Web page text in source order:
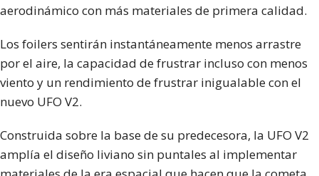
aerodinámico con más materiales de primera calidad.
Los foilers sentirán instantáneamente menos arrastre
por el aire, la capacidad de frustrar incluso con menos
viento y un rendimiento de frustrar inigualable con el
nuevo UFO V2.
Construida sobre la base de su predecesora, la UFO V2
amplía el diseño liviano sin puntales al implementar